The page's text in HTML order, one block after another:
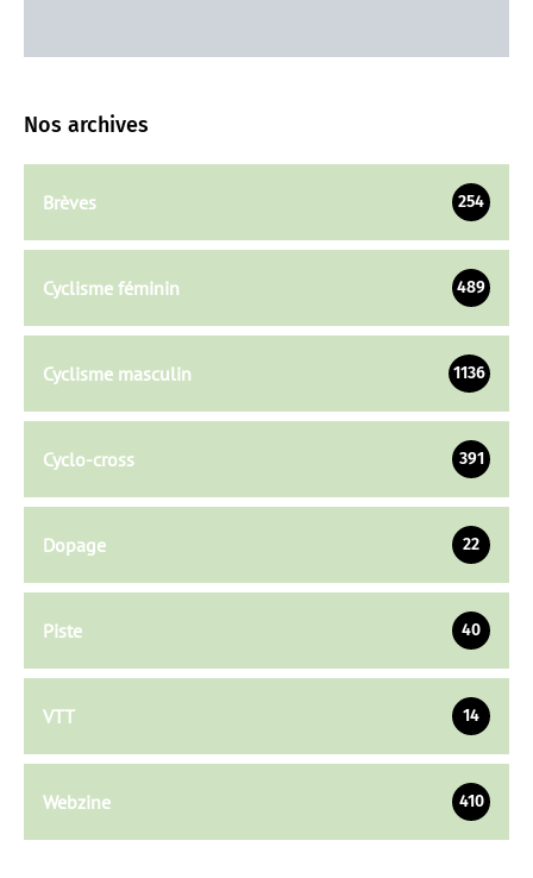
Nos archives
Brèves 254
Cyclisme féminin 489
Cyclisme masculin 1136
Cyclo-cross 391
Dopage 22
Piste 40
VTT 14
Webzine 410